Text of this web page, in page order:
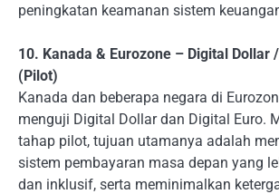
peningkatan keamanan sistem
10. Kanada & Eurozone – Digital Dollar
(Pilot)
Kanada dan beberapa negara di
menguji Digital Dollar dan Digital Euro.
tahap pilot, tujuan utamanya adalah
sistem pembayaran masa depan yang
dan inklusif, serta meminimalkan